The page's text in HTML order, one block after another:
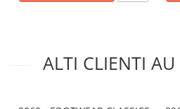
ALTI CLIENTI